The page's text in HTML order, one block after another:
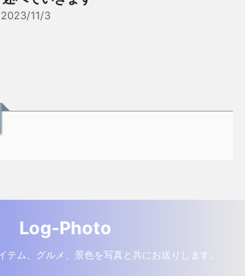
2023/11/3
Log-Photo
テム、グルメ、景色を写真と共にお送りします。